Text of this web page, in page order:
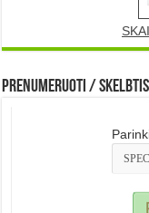
Prenumeruoti / Skelbtis